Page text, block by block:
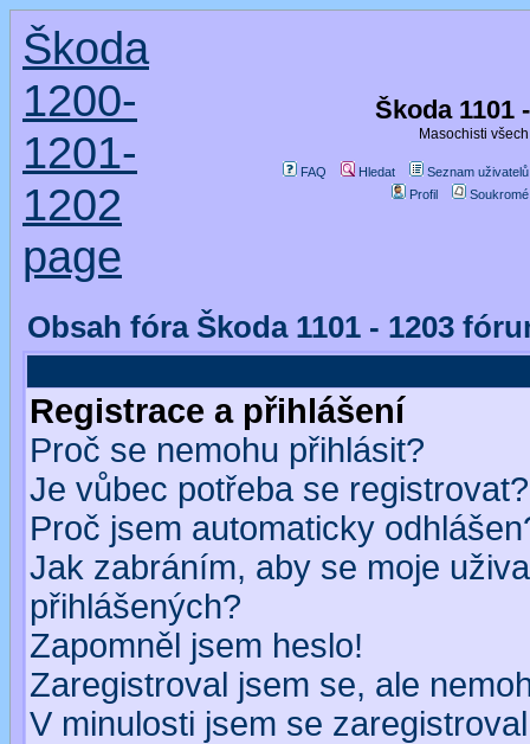
Škoda
1200-
1201-
1202
page
Škoda 1101
Masochisti
FAQ Hledat
Seznam uživatelů
Profil
Obsah fóra Škoda 1101 - 1203
Registrace a přihlášení
Proč se nemohu přihlásit?
Je vůbec potřeba se registrovat?
Proč jsem automaticky
Jak zabráním, aby se moje
přihlášených?
Zapomněl jsem heslo!
Zaregistroval jsem se, ale
V minulosti jsem se